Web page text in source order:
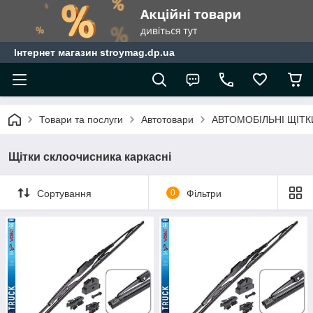
Інтернет магазин stroymag.dp.ua
Товари та послуги Автотовари АВТОМОБІЛЬНІ
Щітки склоочисника каркасні
Сортування 0 Фільтри